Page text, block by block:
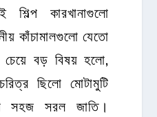
কারখানাগুলো
কাঁচামালগুলো যেতো
চেয়ে বড় বিষয় হলো,
ছিলো মোটামুটি
সহজ সরল জাতি।